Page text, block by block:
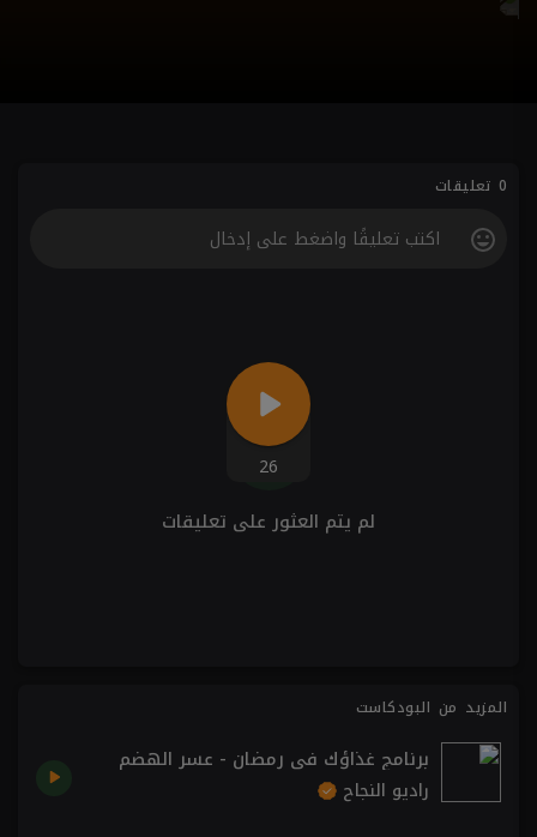
26
0 تعليقات
لم يتم العثور على تعليقات
المزيد من البودكاست
برنامج غذاؤك في رمضان - عسر الهضم
راديو النجاح